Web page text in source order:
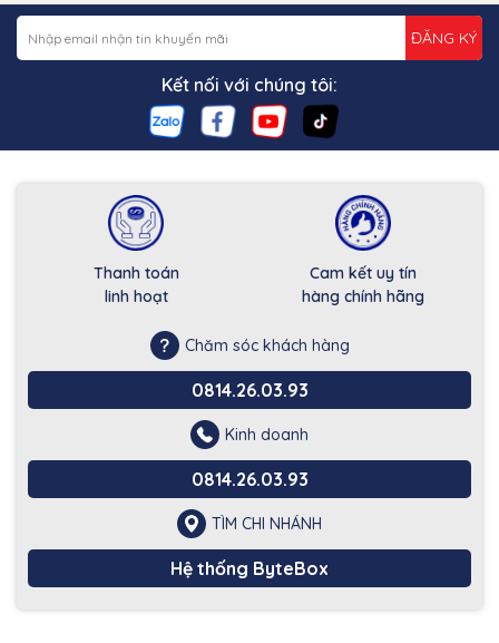
ĐĂNG KÝ
Kết nối với chúng tôi:
Thanh toán
linh hoạt
Cam kết uy tín
hàng chính hãng
Chăm sóc khách hàng
0814.26.03.93
Kinh doanh
0814.26.03.93
TÌM CHI NHÁNH
Hệ thống ByteBox